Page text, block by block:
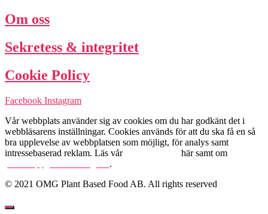
Om oss
Sekretess & integritet
Cookie Policy
Facebook Instagram
Vår webbplats använder sig av cookies om du har godkänt det i
webbläsarens inställningar. Cookies används för att du ska få en så
bra upplevelse av webbplatsen som möjligt, för analys samt
intressebaserad reklam. Läs vår
här samt om
.
© 2021 OMG Plant Based Food AB. All rights reserved